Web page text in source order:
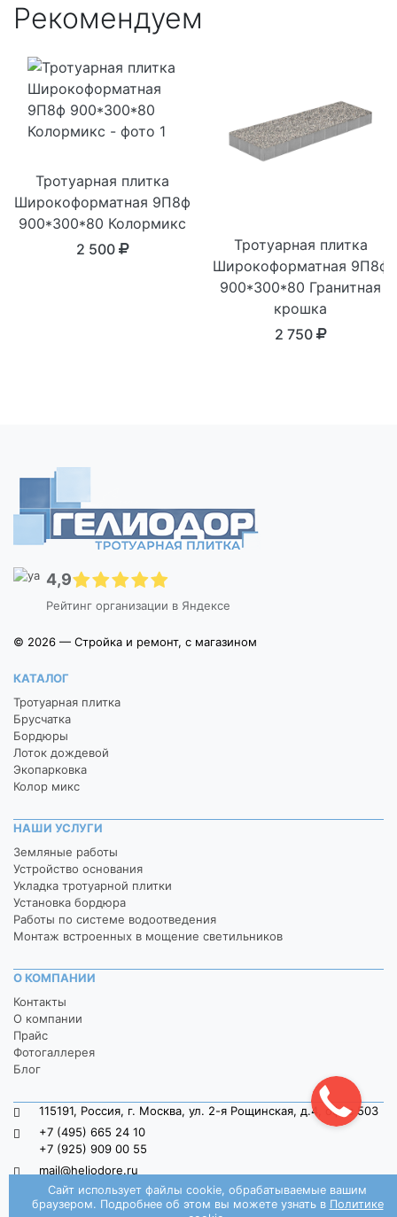
Рекомендуем
Тротуарная плитка
Широкоформатная 9П8ф
900*300*80 Колормикс
2 500
Тротуарная плитка
Широкоформатная 9П8ф
900*300*80 Гранитная
крошка
2 750
4,9
Рейтинг организации в Яндексе
© 2026 — Стройка и ремонт, с магазином
КАТАЛОГ
Тротуарная плитка
Брусчатка
Бордюры
Лоток дождевой
Экопарковка
Колор микс
НАШИ УСЛУГИ
Земляные работы
Устройство основания
Укладка тротуарной плитки
Установка бордюра
Работы по системе водоотведения
Монтаж встроенных в мощение светильников
О КОМПАНИИ
Контакты
О компании
Прайс
Фотогаллерея
Блог
115191, Россия, г. Москва, ул. 2-я Рощинская, д.4, офис 503
+7 (495) 665 24 10
+7 (925) 909 00 55
mail@heliodore.ru
пн-пт: 9:00 — 20:00, сб-вс: 9:00 — 18:00
Заказать звонок
Сайт использует файлы cookie, обрабатываемые вашим
браузером. Подробнее об этом вы можете узнать в Политике